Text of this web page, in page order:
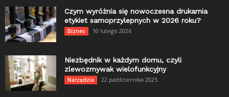
Czym wyróżnia się nowoczesna drukarnia
etykiet samoprzylepnych w 2026 roku?
Biznes 10 lutego 2026
Niezbędnik w każdym domu, czyli
zlewozmywak wielofunkcyjny
Narzędzia 22 października 2025